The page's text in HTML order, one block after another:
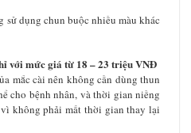
dụng chun buộc nhiều màu khác
với mức giá từ 18 – 23 triệu VNĐ
mắc cài nên không cần dùng thun
cho bệnh nhân, và thời gian niềng
không phải mất thời gian thay lại